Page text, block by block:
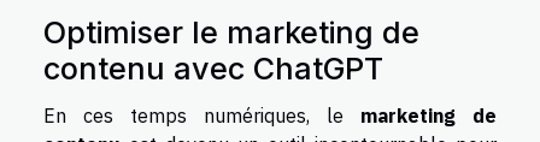
Optimiser le marketing de
contenu avec ChatGPT
En ces temps numériques, le marketing de